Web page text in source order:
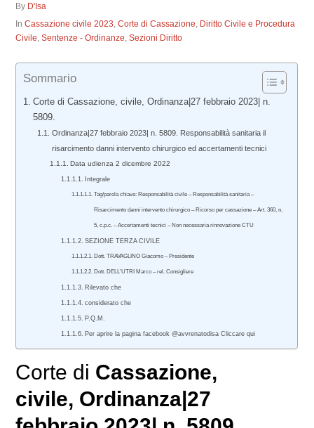
By D'Isa
InCassazione civile 2023,Corte di Cassazione, Diritto Civile e Procedura
Civile,Sentenze - Ordinanze,Sezioni Diritto
Sommario
Corte di Cassazione, civile, Ordinanza|27 febbraio 2023| n.
5809.
Ordinanza|27 febbraio 2023| n. 5809. Responsabilità sanitaria il
risarcimento danni intervento chirurgico ed accertamenti tecnici
Data udienza 2 dicembre 2022
Integrale
Tag/parola chiave: Responsabilità civile – Responsabilità sanitaria –
Risarcimento danni intervento chirurgico – Ricorso per cassazione – Art. 360, n,
5, c.p.c. – Accertamenti tecnici – Non necessaria rinnovazione CTU
SEZIONE TERZA CIVILE
Dott. TRAVAGLINO Giacomo – Presidente
Dott. DELL’UTRI Marco – rel. Consigliere
Rilevato che
considerato che
P.Q.M.
Per aprire la pagina facebook @avvrenatodisa Cliccare qui
Corte di Cassazione,
civile, Ordinanza|27